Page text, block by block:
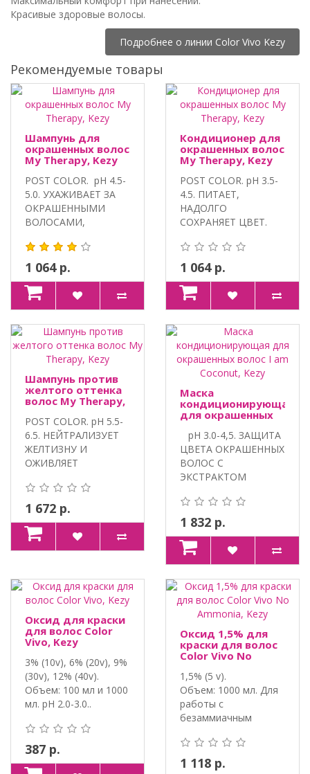
Красивые здоровые волосы.
Подробнее о линии Color Vivo Kezy
Рекомендуемые товары
Шампунь для
окрашенных волос
My Therapy, Kezy
POST COLOR. pH 4.5-
5.0. УХАЖИВАЕТ ЗА
ОКРАШЕННЫМИ
ВОЛОСАМИ,
1 064 р.
Кондиционер для
окрашенных волос
My Therapy, Kezy
POST COLOR. pH 3.5-
4.5. ПИТАЕТ,
НАДОЛГО
СОХРАНЯЕТ ЦВЕТ.
СПЕЦИ..
1 064 р.
Шампунь против
желтого оттенка
волос My Therapy,
POST COLOR. pH 5.5-
6.5. НЕЙТРАЛИЗУЕТ
ЖЕЛТИЗНУ И
ОЖИВЛЯЕТ
ВОЛОС...
1 672 р.
Маска
кондиционирующая
для окрашенных
Coconut, Kezy
pH 3.0-4,5. ЗАЩИТА
ЦВЕТА ОКРАШЕННЫХ
ВОЛОС С
ЭКСТРАКТОМ
1 832 р.
Оксид для краски
для волос Color
Vivo, Kezy
3% (10v), 6% (20v), 9%
(30v), 12% (40v).
Объем: 100 мл и 1000
мл. pH 2.0-3.0..
387 р.
Оксид 1,5% для
краски для волос
Color Vivo No
1,5% (5 v).
Объем: 1000 мл. Для
работы с
безаммиачным
1 118 р.